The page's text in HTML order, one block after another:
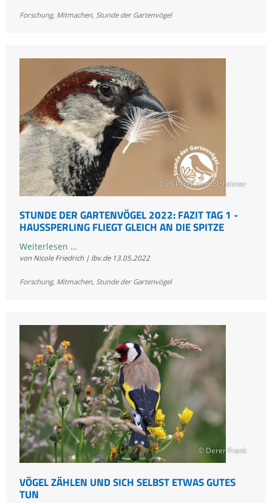
2022:
-
Amsel
und
Kohlmeise
in
den
meisten
Gärten
zu
Hause
Forschung, Mitmachen, Stunde der Gartenvögel
© Carl-Peter Herbolzheimer
STUNDE DER GARTENVÖGEL 2022: FAZIT TAG 1 -
HAUSSPERLING FLIEGT GLEICH AN DIE SPITZE
Weiterlesen …Stunde
der
Haussperling
fliegt
gleich
an
die
Spitze
von Nicole Friedrich | lbv.de 13.05.2022
Forschung, Mitmachen, Stunde der Gartenvögel
© Derer Frank
VÖGEL ZÄHLEN UND SICH SELBST ETWAS GUTES
TUN